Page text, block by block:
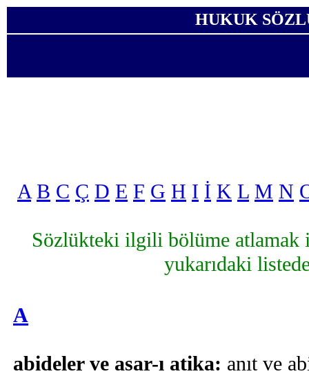
HUKUK
A B C Ç D E F G H I İ K L M N
Sözlükteki ilgili bölüme
yukarıdaki
A
abideler ve asar-ı atika: anıt ve